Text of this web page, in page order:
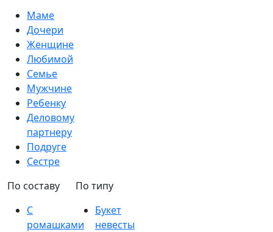
Маме
Дочери
Женщине
Любимой
Семье
Мужчине
Ребенку
Деловому
партнеру
Подруге
Сестре
По составу
С
ромашками
По типу
Букет
невесты